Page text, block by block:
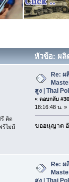
หัวข้อ: ผลิ
(อ่าน 950 ค
ติด
รีไม่มี
Re: ผ
สูง | Thai
« ตอบกลับ
18:16:48 น. »
ขออนุญาต
Re: ผ
สูง | Thai